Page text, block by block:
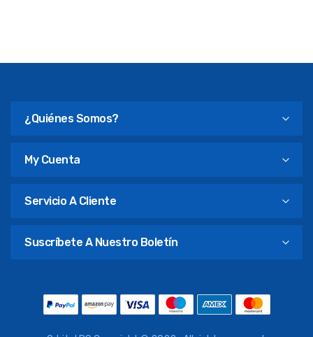
¿Quiénes Somos?
My Cuenta
Servicio A Cliente
Suscríbete A Nuestro Boletín